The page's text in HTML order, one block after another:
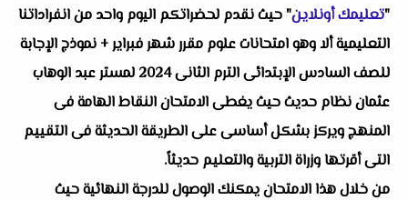
"تعليمك أونلاين" حيث نقدم لحضراتكم اليوم واحد من انفراداتنا
التعليمية ألا وهو امتحانات علوم مقرر شهر فبراير + نموذج الإجابة
للصف السادس الإبتدائى الترم الثانى 2024 لمستر عبد الوهاب
عثمان نظام حديث حيث يغطى الامتحان النقاط الهامة فى
المنهج ويركز بشكل أساسى على الطريقة الحديثة فى التقييم
التى أقرتها وزراة التربية والتعليم حديثاً.
من خلال هذا الامتحان يمكنك الوصول للدرجة النهائية حيث